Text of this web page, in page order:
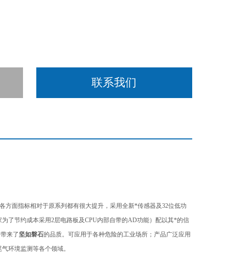
联系我们
各方面指标相对于原系列都有很大提升，采用全新*传感器及32位低功
了节约成本采用2层电路板及CPU内部自带的AD功能）配以其*的信
来了 坚如磐石的品质。可应用于各种危险的工业场所；产品广泛应用
环境监测等各个领域。